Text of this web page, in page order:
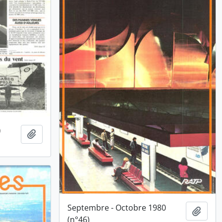
Ajouter au presse-papier
Septembre - Octobre 1980
(n°46)